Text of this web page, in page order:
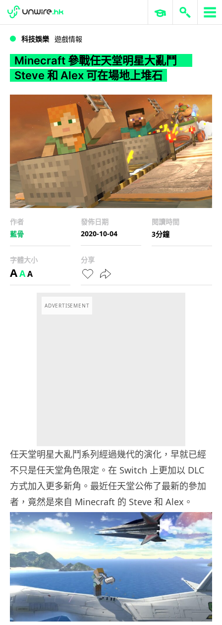
WWDC 2026 ERP 與商業 AI
科技娛樂 遊戲情報
Minecraft 參戰任天堂明星大亂鬥
Steve 和 Alex 可在場地上堆石
作者
藍骨
發佈日期
2020-10-04
閱讀時間
3分鐘
字體大小
AAA
分享
ADVERTISEMENT
任天堂明星大亂鬥系列經過幾代的演化，早就已經
不只是任天堂角色限定。在 Switch 上更加以 DLC
方式加入更多新角。最近任天堂公佈了最新的參加
者，竟然是來自 Minecraft 的 Steve 和 Alex。